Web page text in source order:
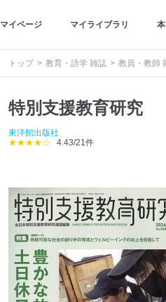
マイページ マイライブラリ
トップ 教育・語学 雑誌 教員・教師
特別支援教育研究
東洋館出版社
★★★★☆
4.43/21件